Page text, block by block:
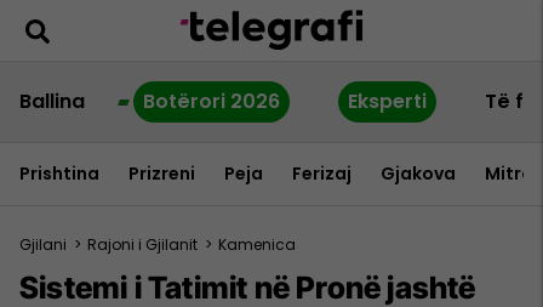
Ballina Botërori 2026 Eksperti Të
Prishtina Prizreni Peja Ferizaj Gjakova
Gjilani > Rajoni i Gjilanit > Kamenica
Sistemi i Tatimit në Pronë jashtë